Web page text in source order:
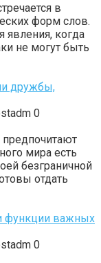
в
форм слов.
явления, когда
не могут быть
дружбы,
0
мира есть
безграничной
отдать
функции важных
0